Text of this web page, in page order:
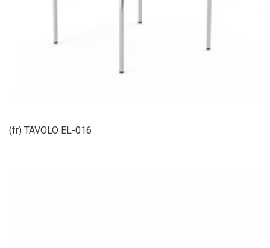
(fr) TAVOLO EL-016